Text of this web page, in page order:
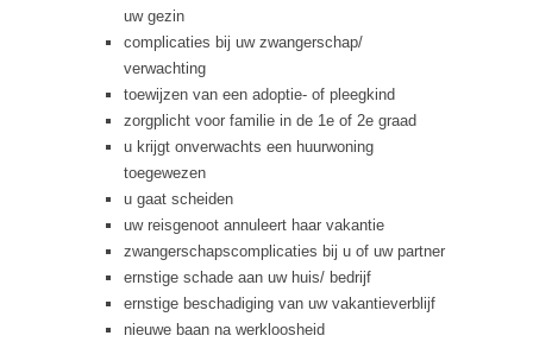
uw gezin
complicaties bij uw zwangerschap/
verwachting
toewijzen van een adoptie- of pleegkind
zorgplicht voor familie in de 1e of 2e graad
u krijgt onverwachts een huurwoning
toegewezen
u gaat scheiden
uw reisgenoot annuleert haar vakantie
zwangerschapscomplicaties bij u of uw partner
ernstige schade aan uw huis/ bedrijf
ernstige beschadiging van uw vakantieverblijf
nieuwe baan na werkloosheid